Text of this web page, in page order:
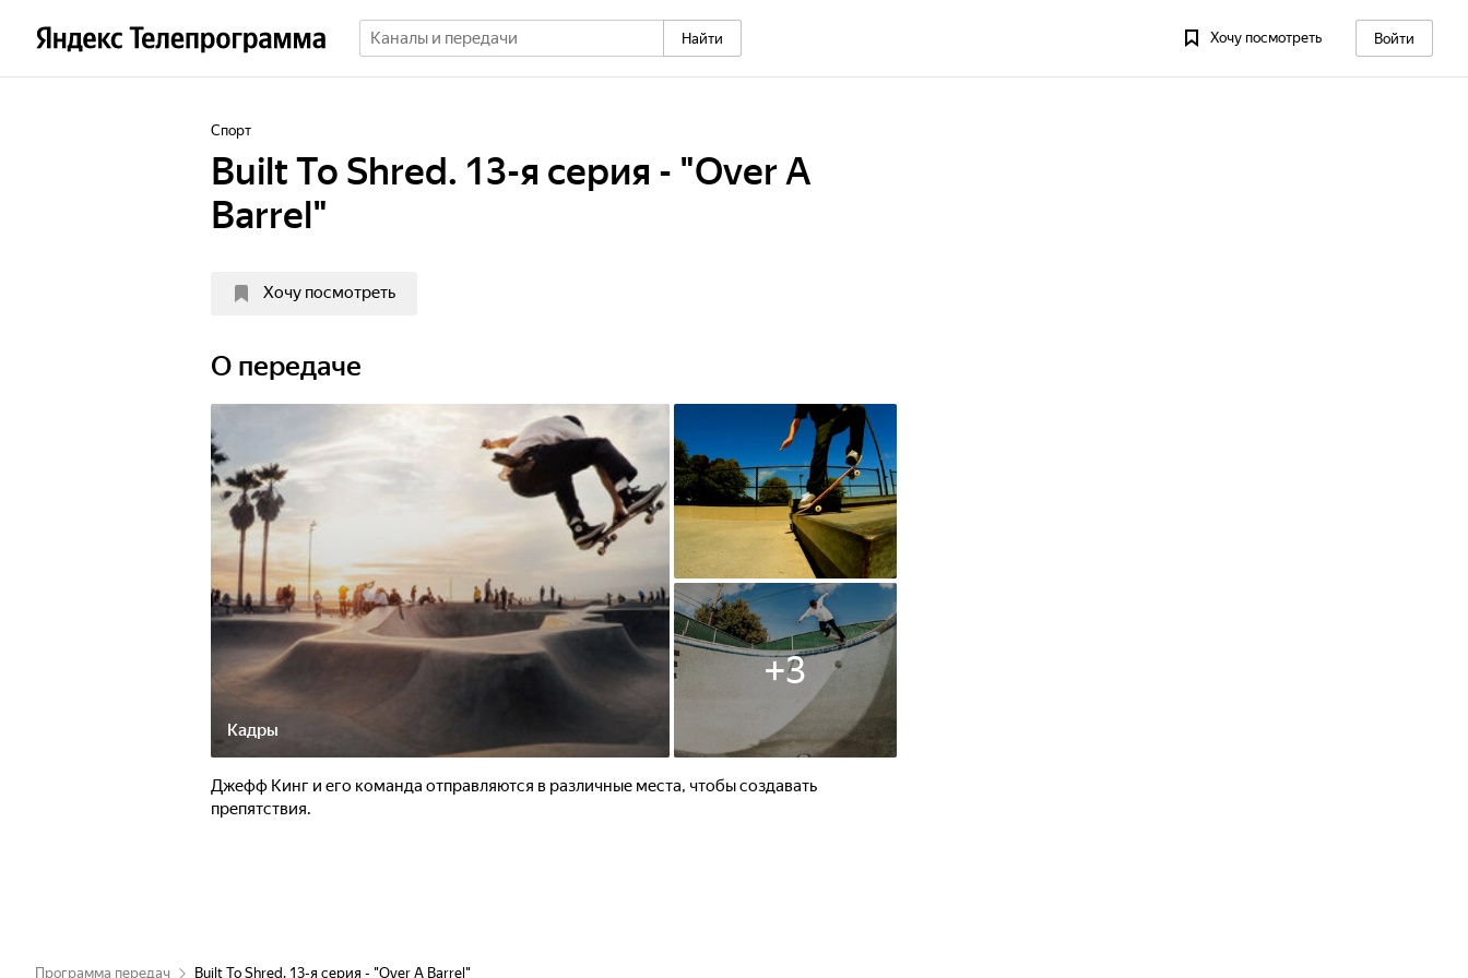
Найти Хочу посмотреть Войти
Спорт
Built To Shred. 13-я серия - "Over A
Barrel"
Хочу посмотреть
О передаче
Кадры
+3
Джефф Кинг и его команда отправляются в различные места, чтобы создавать
препятствия.
Программа передач Built To Shred. 13-я серия - "Over A Barrel"